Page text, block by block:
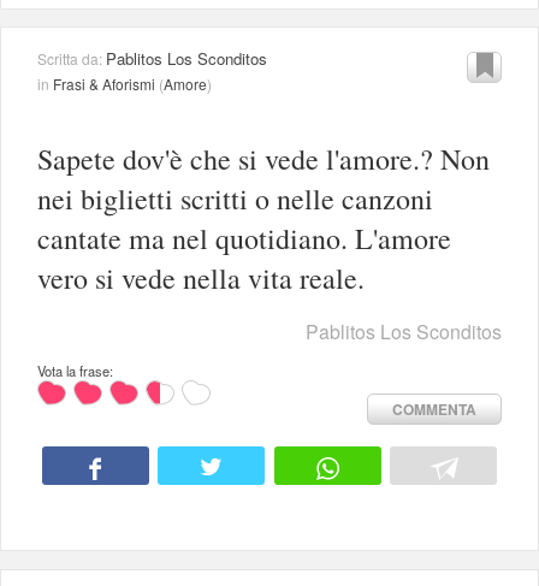
Scritta da: Pablitos Los Sconditos
in Frasi & Aforismi (Amore)
Sapete dov'è che si vede l'amore.? Non
nei biglietti scritti o nelle canzoni
cantate ma nel quotidiano. L'amore
vero si vede nella vita reale.
Pablitos Los Sconditos
Vota la frase:
COMMENTA